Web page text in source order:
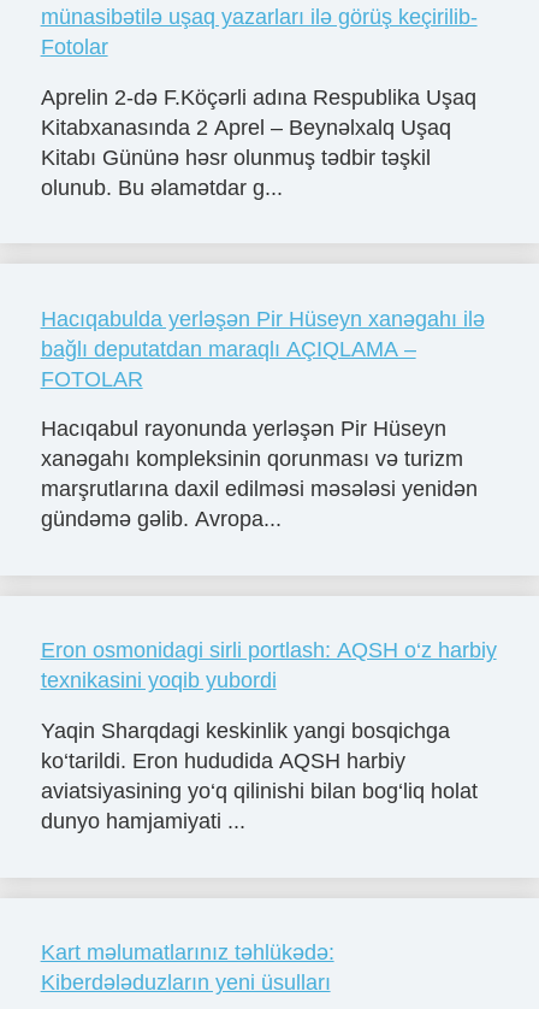
münasibətilə uşaq yazarları ilə görüş keçirilib-
Fotolar
Aprelin 2-də F.Köçərli adına Respublika Uşaq
Kitabxanasında 2 Aprel – Beynəlxalq Uşaq
Kitabı Gününə həsr olunmuş tədbir təşkil
olunub. Bu əlamətdar g...
Hacıqabulda yerləşən Pir Hüseyn xanəgahı ilə
bağlı deputatdan maraqlı AÇIQLAMA –
FOTOLAR
Hacıqabul rayonunda yerləşən Pir Hüseyn
xanəgahı kompleksinin qorunması və turizm
marşrutlarına daxil edilməsi məsələsi yenidən
gündəmə gəlib. Avropa...
Eron osmonidagi sirli portlash: AQSH o‘z harbiy
texnikasini yoqib yubordi
Yaqin Sharqdagi keskinlik yangi bosqichga
ko‘tarildi. Eron hududida AQSH harbiy
aviatsiyasining yo‘q qilinishi bilan bog‘liq holat
dunyo hamjamiyati ...
Kart məlumatlarınız təhlükədə:
Kiberdələduzların yeni üsulları